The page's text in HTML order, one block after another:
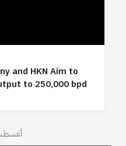
and HKN Aim to
to 250,000 bpd
أغسطس